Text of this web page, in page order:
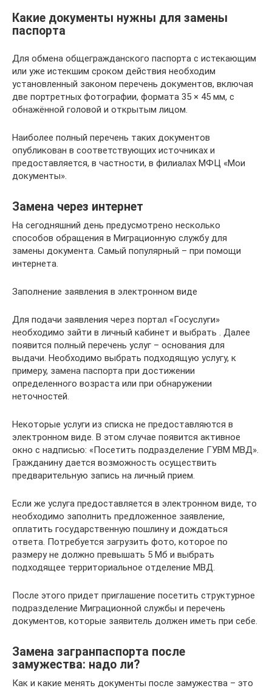
Какие документы нужны для замены
паспорта
Для обмена общегражданского паспорта с истекающим
или уже истекшим сроком действия необходим
установленный законом перечень документов, включая
две портретных фотографии, формата 35 × 45 мм, с
обнажённой головой и открытым лицом.
Наиболее полный перечень таких документов
опубликован в соответствующих источниках и
предоставляется, в частности, в филиалах МФЦ «Мои
документы».
Замена через интернет
На сегодняшний день предусмотрено несколько
способов обращения в Миграционную службу для
замены документа. Самый популярный – при помощи
интернета.
Заполнение заявления в электронном виде
Для подачи заявления через портал «Госуслуги»
необходимо зайти в личный кабинет и выбрать . Далее
появится полный перечень услуг – основания для
выдачи. Необходимо выбрать подходящую услугу, к
примеру, замена паспорта при достижении
определенного возраста или при обнаружении
неточностей.
Некоторые услуги из списка не предоставляются в
электронном виде. В этом случае появится активное
окно с надписью: «Посетить подразделение ГУВМ МВД».
Гражданину дается возможность осуществить
предварительную запись на личный прием.
Если же услуга предоставляется в электронном виде, то
необходимо заполнить предложенное заявление,
оплатить государственную пошлину и дождаться
ответа. Потребуется загрузить фото, которое по
размеру не должно превышать 5 Мб и выбрать
подходящее территориальное отделение МВД.
После этого придет приглашение посетить структурное
подразделение Миграционной службы и перечень
документов, которые заявитель должен иметь при себе.
Замена загранпаспорта после
замужества: надо ли?
Как и какие менять документы после замужества – это